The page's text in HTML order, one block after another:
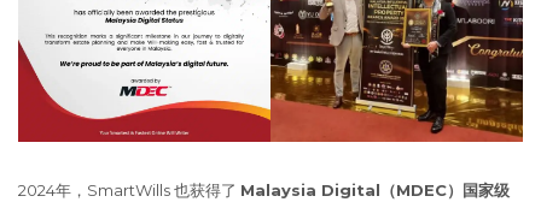
2024年，SmartWills 也获得了 Malaysia Digital（MDEC）国家级